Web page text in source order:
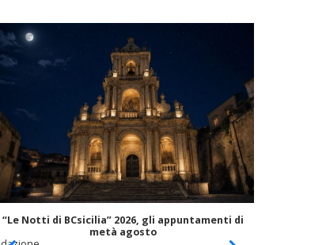
“Le Notti di BCsicilia” 2026, gli appuntamenti di
metà agosto